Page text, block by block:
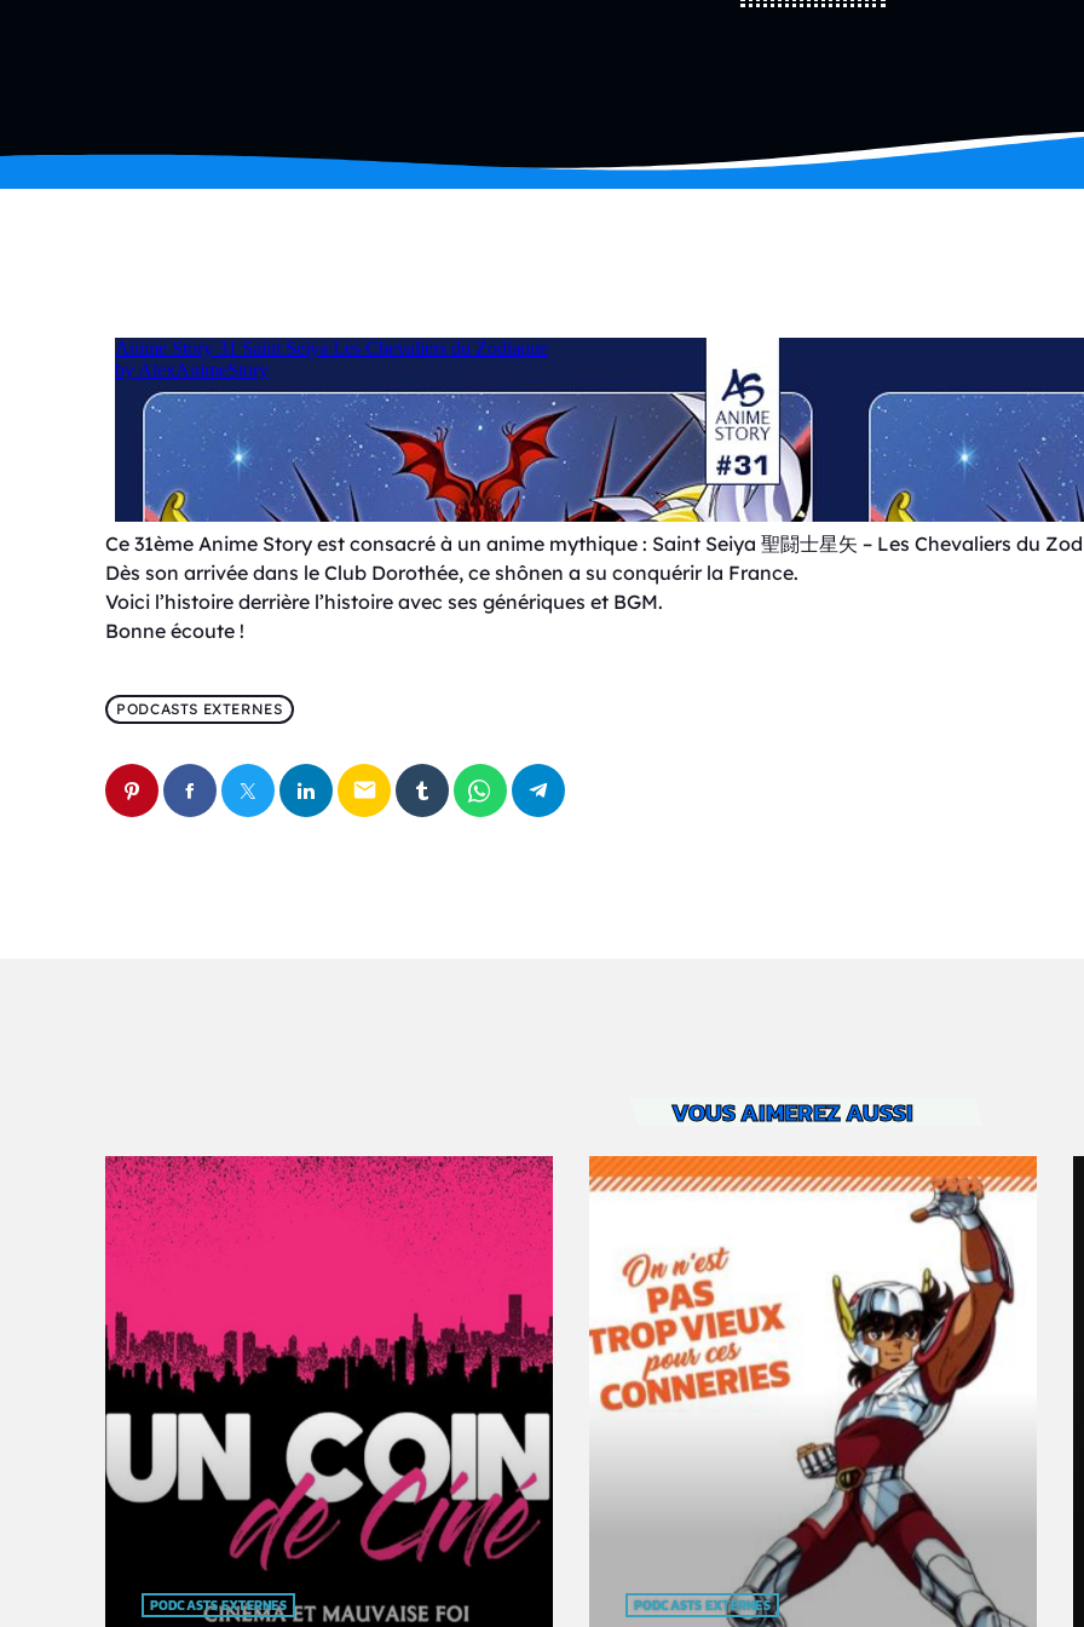
Ce 31ème Anime Story est consacré à un anime mythique : Saint Seiya 聖闘士星矢 – Les Chevaliers du
Dès son arrivée dans le Club Dorothée, ce shônen a su conquérir la France.
Voici l’histoire derrière l’histoire avec ses génériques et BGM.
Bonne écoute !
PODCASTS EXTERNES
email
VOUS AIMEREZ AUSSI
PODCASTS EXTERNES PODCASTS EXTERNES